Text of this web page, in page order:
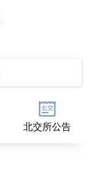
北交所公告